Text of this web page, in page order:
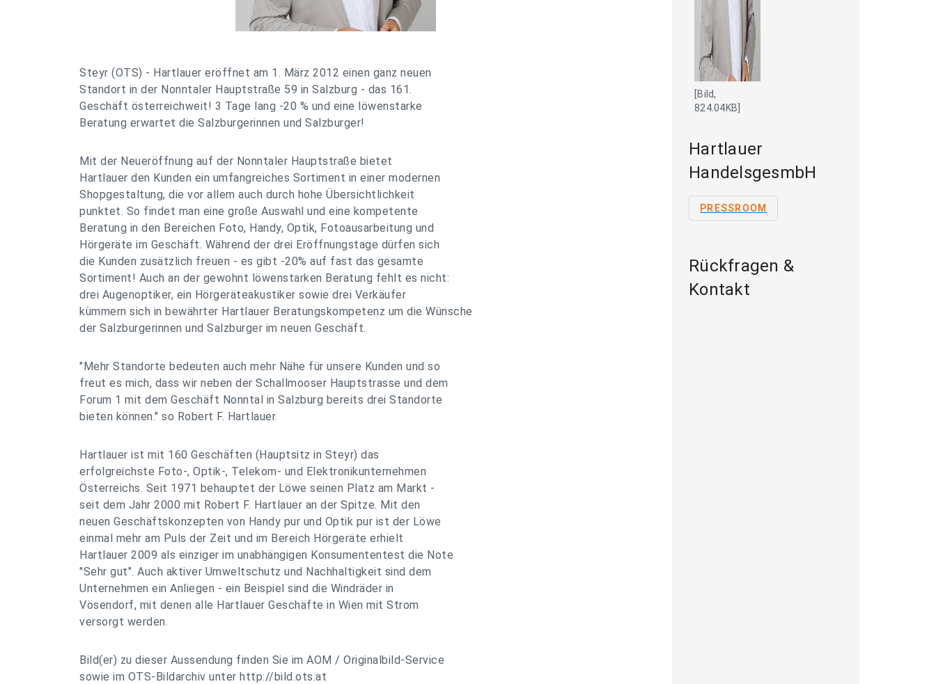
Steyr (OTS) - Hartlauer eröffnet am 1. März 2012 einen ganz neuen
Standort in der Nonntaler Hauptstraße 59 in Salzburg - das 161.
Geschäft österreichweit! 3 Tage lang -20 % und eine löwenstarke
Beratung erwartet die Salzburgerinnen und Salzburger!
Mit der Neueröffnung auf der Nonntaler Hauptstraße bietet
Hartlauer den Kunden ein umfangreiches Sortiment in einer modernen
Shopgestaltung, die vor allem auch durch hohe Übersichtlichkeit
punktet. So findet man eine große Auswahl und eine kompetente
Beratung in den Bereichen Foto, Handy, Optik, Fotoausarbeitung und
Hörgeräte im Geschäft. Während der drei Eröffnungstage dürfen sich
die Kunden zusätzlich freuen - es gibt -20% auf fast das gesamte
Sortiment! Auch an der gewohnt löwenstarken Beratung fehlt es nicht:
drei Augenoptiker, ein Hörgeräteakustiker sowie drei Verkäufer
kümmern sich in bewährter Hartlauer Beratungskompetenz um die Wünsche
der Salzburgerinnen und Salzburger im neuen Geschäft.
"Mehr Standorte bedeuten auch mehr Nähe für unsere Kunden und so
freut es mich, dass wir neben der Schallmooser Hauptstrasse und dem
Forum 1 mit dem Geschäft Nonntal in Salzburg bereits drei Standorte
bieten können." so Robert F. Hartlauer.
Hartlauer ist mit 160 Geschäften (Hauptsitz in Steyr) das
erfolgreichste Foto-, Optik-, Telekom- und Elektronikunternehmen
Österreichs. Seit 1971 behauptet der Löwe seinen Platz am Markt -
seit dem Jahr 2000 mit Robert F. Hartlauer an der Spitze. Mit den
neuen Geschäftskonzepten von Handy pur und Optik pur ist der Löwe
einmal mehr am Puls der Zeit und im Bereich Hörgeräte erhielt
Hartlauer 2009 als einziger im unabhängigen Konsumententest die Note
"Sehr gut". Auch aktiver Umweltschutz und Nachhaltigkeit sind dem
Unternehmen ein Anliegen - ein Beispiel sind die Windräder in
Vösendorf, mit denen alle Hartlauer Geschäfte in Wien mit Strom
versorgt werden.
Bild(er) zu dieser Aussendung finden Sie im AOM / Originalbild-Service
sowie im OTS-Bildarchiv unter http://bild.ots.at
[Bild,
824.04KB]
Hartlauer
HandelsgesmbH
PRESSROOM
Rückfragen &
Kontakt